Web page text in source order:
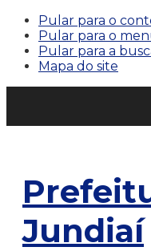
Pular para o
Pular para o
Pular para a
Mapa do site
Jundiaí